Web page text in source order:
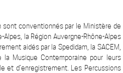
sont conventionnés par le Ministère de
Alpes, la Région Auvergne-Rhône-Alpes
aidés par la Spedidam, la SACEM,
la Musique Contemporaine pour leurs
et d’enregistrement. Les Percussions